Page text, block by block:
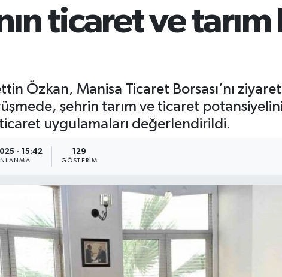
ticaret ve
Özkan, Manisa Ticaret Borsası’nı
şehrin tarım ve ticaret
uygulamaları değerlendirildi.
- 15:42 129
GÖSTERIM